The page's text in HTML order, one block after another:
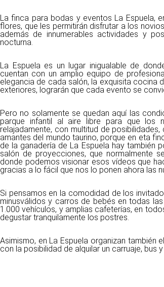
La finca para bodas y eventos La Espuela,
flores, que les permitirán disfrutar a los
además de innumerables actividades y
nocturna.
La Espuela es un lugar inigualable de
cuentan con un amplio equipo de
elegancia de cada salón, la exquisita cocina
exteriores, lograrán que cada evento se
Pero no solamente se quedan aquí las
parque infantil al aire libre para que los
relajadamente, con multitud de
amantes del mundo taurino, porque en eta
de la ganadería de La Espuela hay también
salón de proyecciones, que normalmente
donde podemos visionar esos vídeos que
gracias a lo fácil que nos lo ponen ahora las
Si pensamos en la comodidad de los
minusválidos y carros de bebés en todas
1.000 vehículos, y amplias cafeterías, en
degustar tranquilamente los postres.
Asimismo, en La Espuela organizan
con la posibilidad de alquilar un carruaje, bus